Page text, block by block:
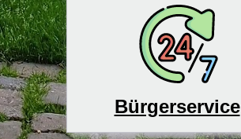
Bürgerservice